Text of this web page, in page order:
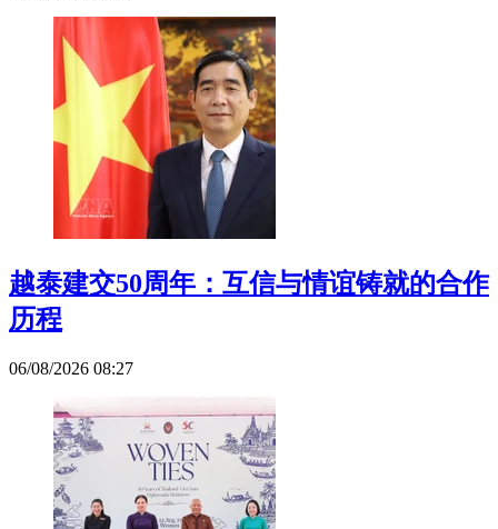
越泰建交50周年：互信与情谊铸就的合作
历程
06/08/2026 08:27